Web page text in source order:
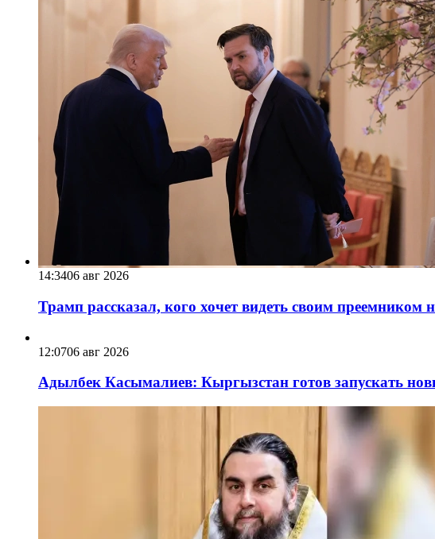
14:3406 авг 2026
Трамп рассказал, кого хочет видеть своим преемником
12:0706 авг 2026
Адылбек Касымалиев: Кыргызстан готов запускать